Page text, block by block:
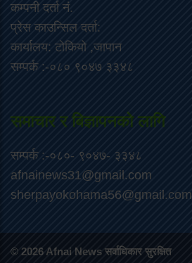
कम्पनी दर्ता नं.
प्रेस काउन्सिल दर्ता:
कार्यालय: टोकियो ,जापान
सम्पर्क :-०८० ९०४७ ३३४८
समाचार र बिज्ञापनको लागि
सम्पर्क :-०८०- ९०४७- ३३४८
afnainews31@gmail.com
sherpayokohama56@gmail.com
© 2026 Afnai News सर्वाधिकार सुरक्षित